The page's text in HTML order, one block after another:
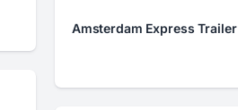
Amsterdam Express Trailer